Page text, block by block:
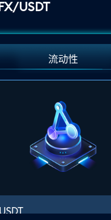
USDT
流动性